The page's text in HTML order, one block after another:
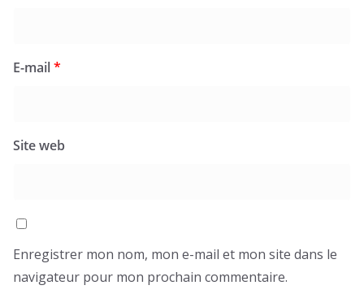
E-mail*
Site web
Enregistrer mon nom, mon e-mail et mon site dans le
navigateur pour mon prochain commentaire.